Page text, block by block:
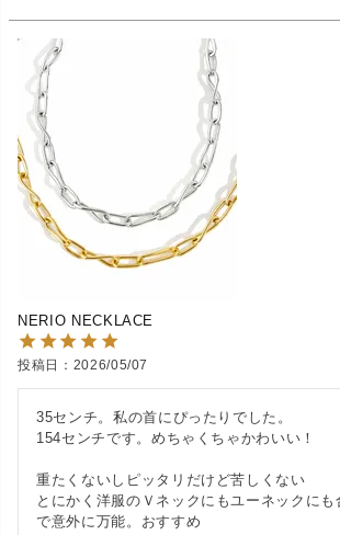
NERIO NECKLACE
投稿日 2026/05/07
35センチ。私の首にぴったりでした。
154センチです。めちゃくちゃかわいい！
重たくないしピッタリだけど苦しくない
とにかく洋服のＶネックにもユーネックに
で意外に万能。おすすめ